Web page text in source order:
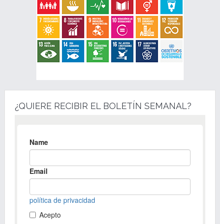
¿QUIERE RECIBIR EL BOLETÍN SEMANAL?